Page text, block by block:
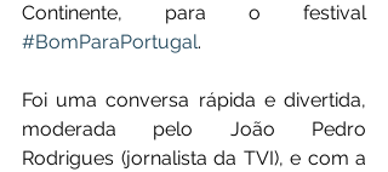
Continente, para o festival
#BomParaPortugal.
Foi uma conversa rápida e divertida,
moderada pelo João Pedro
Rodrigues (jornalista da TVI), e com a